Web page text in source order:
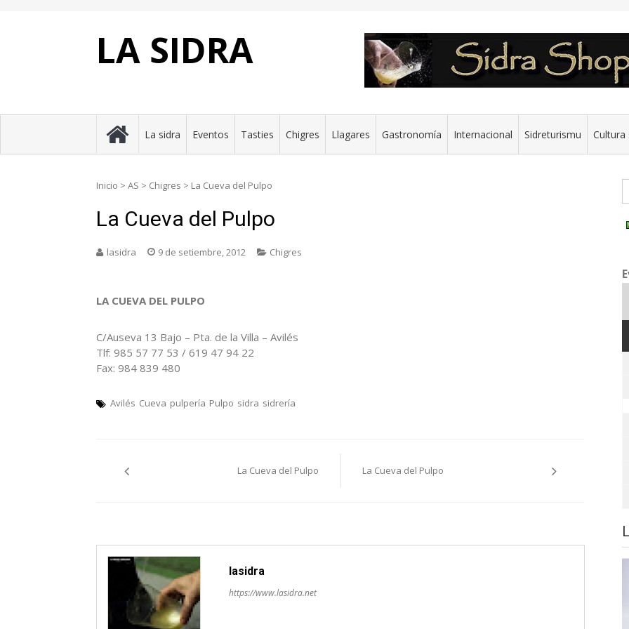
LA SIDRA
La sidra Eventos Tasties Chigres Llagares Gastronomía Internacional Sidreturismu Cultura
Inicio > AS > Chigres > La Cueva del Pulpo
La Cueva del Pulpo
lasidra 9 de setiembre, 2012 Chigres
LA CUEVA DEL PULPO
C/Auseva 13 Bajo – Pta. de la Villa – Avilés
Tlf: 985 57 77 53 / 619 47 94 22
Fax: 984 839 480
Avilés Cueva pulpería Pulpo sidra sidrería
pelos
La Cueva del Pulpo La Cueva del Pulpo
lasidra
https://www.lasidra.net